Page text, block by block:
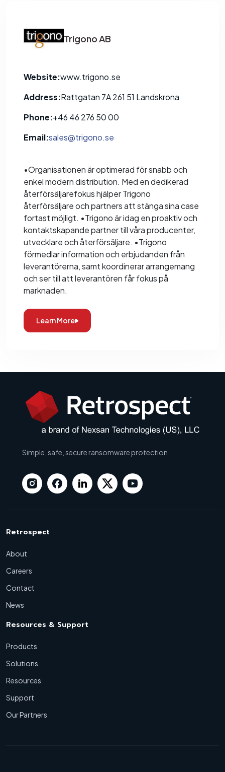
Trigono AB
Website:www.trigono.se
Address:Rattgatan 7A 261 51 Landskrona
Phone:+46 46 276 50 00
Email:sales@trigono.se
•Organisationen är optimerad för snabb och
enkel modern distribution. Med en dedikerad
återförsäljarefokus hjälper Trigono
återförsäljare och partners att stänga sina case
fortast möjligt. •Trigono är idag en proaktiv och
kontaktskapande partner till våra producenter,
utvecklare och återförsäljare. •Trigono
förmedlar information och erbjudanden från
leverantörerna, samt koordinerar arrangemang
och ser till att leverantören får fokus på
marknaden.
Learn More
Simple, safe, secure ransomware protection
Retrospect
About
Careers
Contact
News
Resources & Support
Products
Solutions
Resources
Support
Our Partners